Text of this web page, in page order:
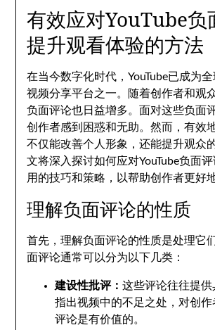
有效应对YouTube负
提升观看体验的方法
在当今数字化时代，YouTube已成为
视频分享平台之一。随着创作者和观
负面评论也日益增多。面对这些负面
创作者感到困惑和无助。然而，有效
不仅能改善个人形象，还能提升观众
文将深入探讨如何应对YouTube负面
用的技巧和策略，以帮助创作者更好
理解负面评论的性质
首先，理解负面评论的性质是处理它
面评论通常可以分为以下几类：
建设性批评：这些评论往往提供
指出视频中的不足之处，对创
评论是有价值的。